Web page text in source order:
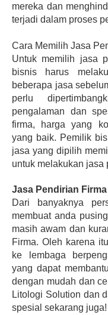
mereka dan
terjadi dalam proses
Cara Memilih Jasa
Untuk memilih jasa
bisnis harus
beberapa jasa
perlu
pengalaman dan
firma, harga yang
yang baik. Pemilik
jasa yang dipilih
untuk melakukan jasa
Jasa Pendirian
Dari banyaknya
membuat anda
masih awam dan
Firma. Oleh karena
ke lembaga
yang dapat
dengan mudah dan
Litologi Solution dan
spesial sekarang juga!